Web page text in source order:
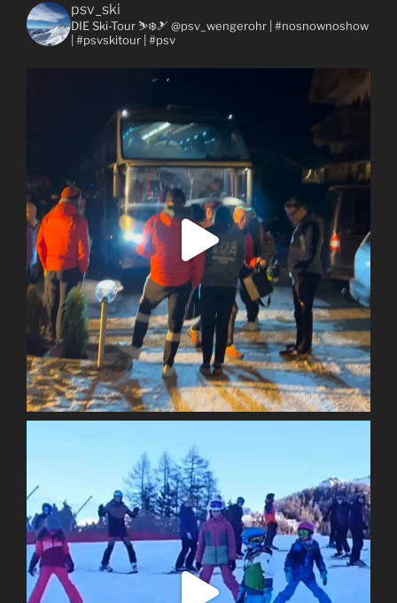
psv_ski
DIE Ski-Tour ⛷❄️🎿 @psv_wengerohr | #nosnownoshow
| #psvskitour | #psv